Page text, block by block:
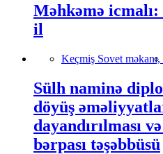
Məhkəmə icmalı:
il
Keçmiş Sovet məkanı,
Sülh naminə
döyüş
dayandırılması
bərpası təşəbbüsü